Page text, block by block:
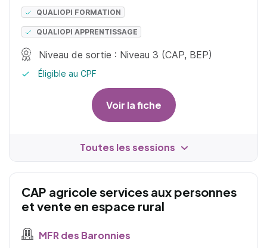
QUALIOPI FORMATION
QUALIOPI APPRENTISSAGE
Niveau de sortie : Niveau 3 (CAP, BEP)
Éligible au CPF
Voir la fiche
Toutes les sessions
CAP agricole services aux personnes
et vente en espace rural
MFR des Baronnies